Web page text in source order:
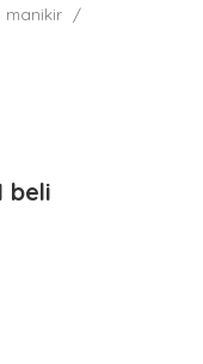
manikir
beli